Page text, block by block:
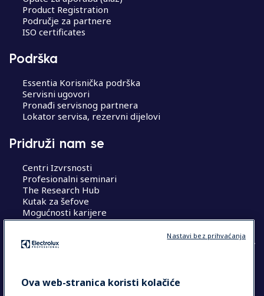
Product Registration
Područje za partnere
ISO certificates
Podrška
Essentia Korisnička podrška
Servisni ugovori
Pronađi servisnog partnera
Lokator servisa, rezervni dijelovi
Pridruži nam se
Centri Izvrsnosti
Profesionalni seminari
The Research Hub
Kutak za šefove
Mogućnosti karijere
COUNTRY AND LANGUAGE
Ova web-stranica koristi kolačiće
Nastavi bez prihvaćanja